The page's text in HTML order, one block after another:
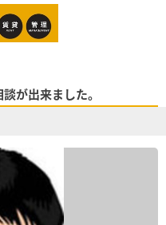
が出来ました。